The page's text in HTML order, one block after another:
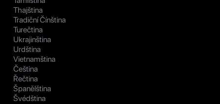
Thajština
Tradiční Čínština
Turečtina
Ukrajinština
Urdština
Vietnamština
Čeština
Řečtina
Španělština
Švédština